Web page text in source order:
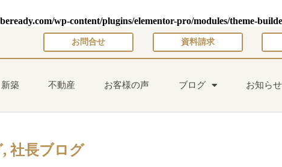
wp-content/plugins/elementor-pro/modules/theme-
お問合せ 資料請求
新築 不動産 お客様の声 ブログ お知らせ
, 社長ブログ